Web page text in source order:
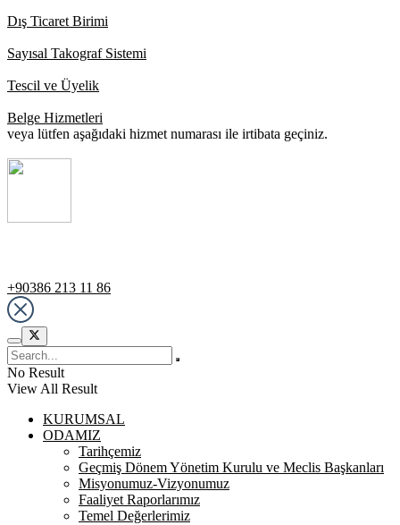
Dış Ticaret Birimi
Sayısal Takograf Sistemi
Tescil ve Üyelik
Belge Hizmetleri
veya lütfen aşağıdaki hizmet numarası ile irtibata geçiniz.
+90386 213 11 86
No Result
View All Result
KURUMSAL
ODAMIZ
Tarihçemiz
Geçmiş Dönem Yönetim Kurulu ve Meclis Başkanları
Misyonumuz-Vizyonumuz
Faaliyet Raporlarımız
Temel Değerlerimiz